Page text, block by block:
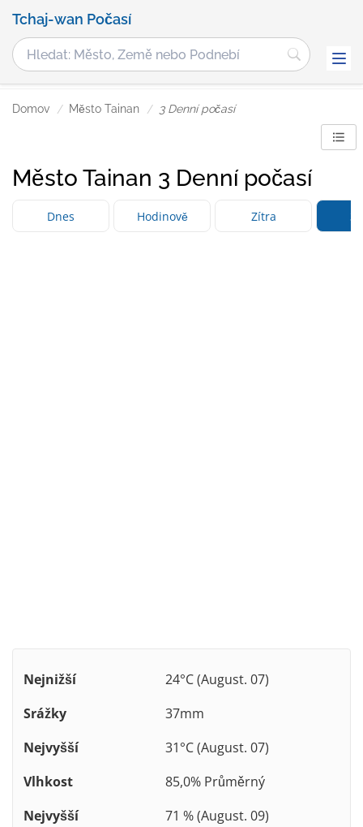
Tchaj-wan Počasí
Domov Město Tainan 3 Denní počasí
Město Tainan 3 Denní počasí
Dnes Hodinově Zítra 3
Nejnižší
24°C (August. 07)
Srážky
37mm
Nejvyšší
31°C (August. 07)
Vlhkost
85,0% Průměrný
Nejvyšší
71 % (August. 09)